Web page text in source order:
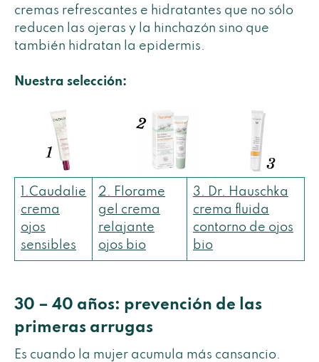
cremas refrescantes e hidratantes que no sólo
reducen las ojeras y la hinchazón sino que
también hidratan la epidermis.
Nuestra selección:
1.Caudalie
crema
ojos
sensibles
2. Florame
gel crema
relajante
ojos bio
3. Dr. Hauschka
crema fluida
contorno de ojos
bio
30 – 40 años: prevención de las
primeras arrugas
Es cuando la mujer acumula más cansancio.